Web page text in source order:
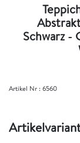
Schwarz -
Artikel Nr :6560